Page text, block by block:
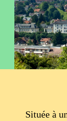
Située à